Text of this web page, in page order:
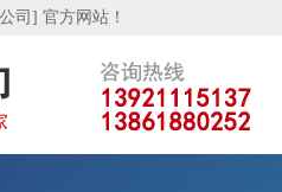
司] 官方网站！